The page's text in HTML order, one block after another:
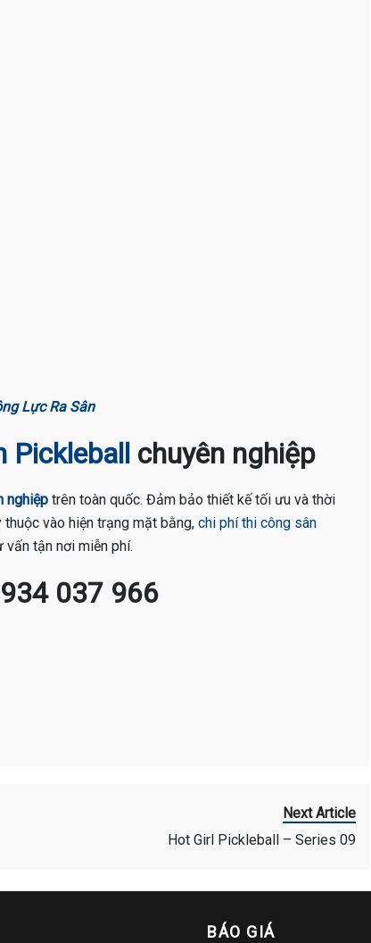
Lực Ra Sân
Pickleball chuyên nghiệp
nghiệp trên toàn quốc. Đảm bảo thiết kế tối ưu và thời
vào hiện trạng mặt bằng, chi phí thi công sân
vấn tận nơi miễn phí.
037 966
Next Article
Hot Girl Pickleball – Series 09
BÁO GIÁ